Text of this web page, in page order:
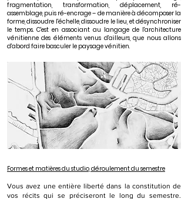
fragmentation, transformation, déplacement, ré-
assemblage, puis ré-encrage – de manière à décomposer la
forme, dissoudre l'échelle, dissoudre le lieu, et désynchroniser
le temps. C'est en associant au langage de l'architecture
vénitienne des éléments venus d'ailleurs, que nous allons
d'abord faire basculer le paysage vénitien.
Formes et matières du studio, déroulement du semestre
Vous avez une entière liberté dans la constitution de
vos récits qui se préciseront le long du semestre.